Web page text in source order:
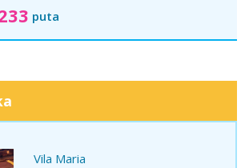
puta
Vila Maria